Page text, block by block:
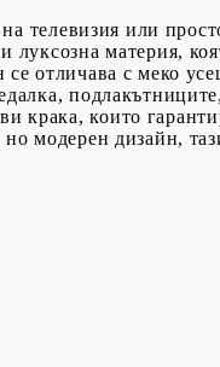
телевизия или
материя,
отличава с меко
крака, които
модерен дизайн,